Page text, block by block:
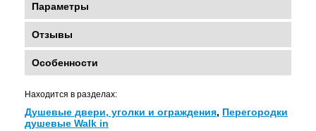
Параметры
Отзывы
Особенности
Находится в разделах:
Душевые двери, уголки и ограждения, Перегородки
душевые Walk in